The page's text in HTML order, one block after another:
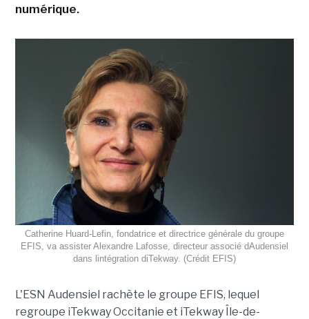
numérique.
Catherine Huard-Lefin, fondatrice et directrice générale du groupe
EFIS, va assister Alexandre Lafosse, directeur associé dAudensiel
dans lintégration diTekway. (Crédit EFIS)
L'ESN Audensiel rachète le groupe EFIS, lequel
regroupe iTekway Occitanie et iTekway Île-de-